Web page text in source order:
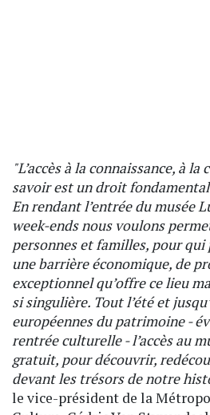
"L’accès à la connaissance, à
savoir est un droit
En rendant l’entrée du musée
week-ends nous voulons
personnes et familles, pour
une barrière économique, de
exceptionnel qu’offre ce lieu
si singulière. Tout l’été et
européennes du patrimoine -
rentrée culturelle - l’accès au
gratuit, pour découvrir,
devant les trésors de notre
le vice-président de la